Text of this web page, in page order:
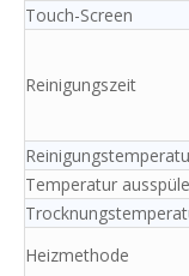
Touch-Screen
Reinigungszeit
Temperatur
Heizmethode